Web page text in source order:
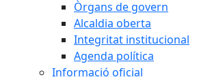
Òrgans de govern
Alcaldia oberta
Integritat institucional
Agenda política
Informació oficial